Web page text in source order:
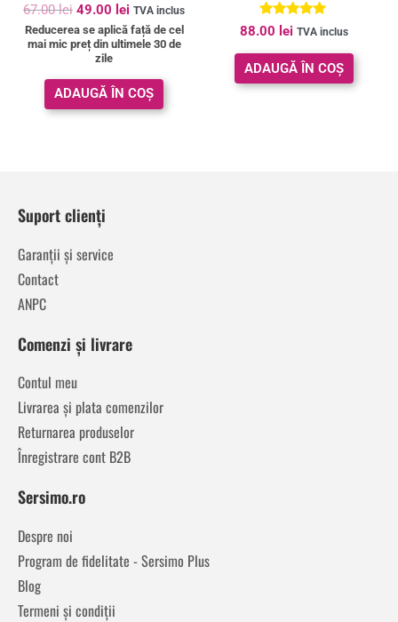
verzi
67.00lei 49.00 lei TVA inclus
Reducerea se aplică față de cel
mai mic preț din ultimele 30 de
zile
ADAUGĂ ÎN COȘ
Evaluat la
5.00
din 5
88.00 lei TVA inclus
ADAUGĂ ÎN COȘ
Suport clienți
Garanții și service
Contact
ANPC
Comenzi și livrare
Contul meu
Livrarea și plata comenzilor
Returnarea produselor
Înregistrare cont B2B
Sersimo.ro
Despre noi
Program de fidelitate - Sersimo Plus
Blog
Termeni și condiții